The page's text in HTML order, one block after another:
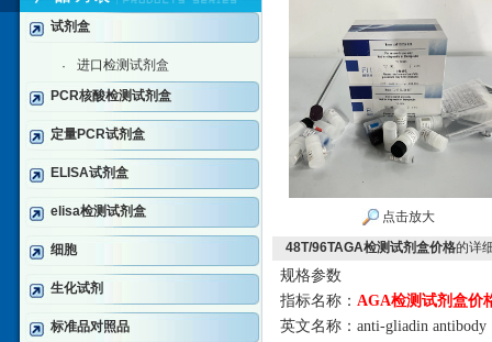
试剂盒
·
进口检测试剂盒
PCR核酸检测试剂盒
定量PCR试剂盒
ELISA试剂盒
elisa检测试剂盒
细胞
生化试剂
标准品对照品
点击放大
48T/96TAGA检测试剂盒价格的详
规格参数
指标名称： AGA检测试剂盒价
英文名称： anti-gliadin antibody